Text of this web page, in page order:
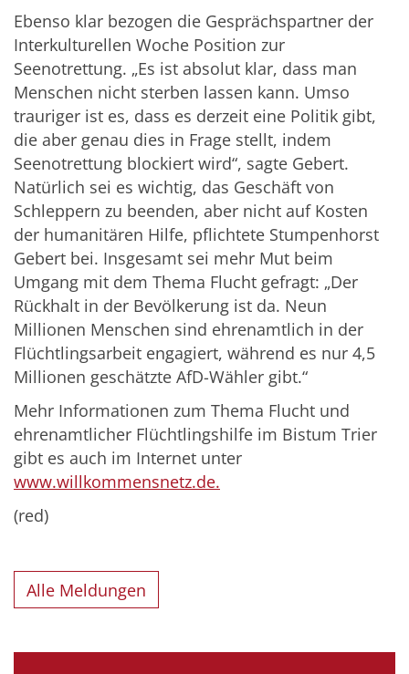
Ebenso klar bezogen die Gesprächspartner der
Interkulturellen Woche Position zur
Seenotrettung. „Es ist absolut klar, dass man
Menschen nicht sterben lassen kann. Umso
trauriger ist es, dass es derzeit eine Politik gibt,
die aber genau dies in Frage stellt, indem
Seenotrettung blockiert wird“, sagte Gebert.
Natürlich sei es wichtig, das Geschäft von
Schleppern zu beenden, aber nicht auf Kosten
der humanitären Hilfe, pflichtete Stumpenhorst
Gebert bei. Insgesamt sei mehr Mut beim
Umgang mit dem Thema Flucht gefragt: „Der
Rückhalt in der Bevölkerung ist da. Neun
Millionen Menschen sind ehrenamtlich in der
Flüchtlingsarbeit engagiert, während es nur 4,5
Millionen geschätzte AfD-Wähler gibt.“
Mehr Informationen zum Thema Flucht und
ehrenamtlicher Flüchtlingshilfe im Bistum Trier
gibt es auch im Internet unter
www.willkommensnetz.de.
(red)
Alle Meldungen